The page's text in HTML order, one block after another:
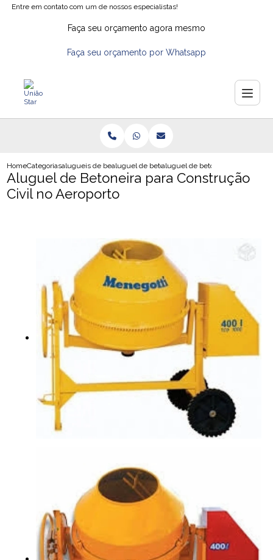
Entre em contato com um de nossos especialistas!
Faça seu orçamento agora mesmo
Faça seu orçamento por Whatsapp
HomeCategoriasalugueis de betoneirasaluguel de betoneira na zona norte
aluguel de betoneira para
Aluguel de Betoneira para Construção
Civil no Aeroporto